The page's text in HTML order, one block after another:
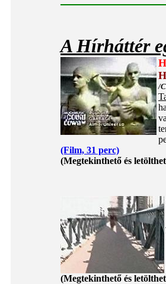
A Hírháttér
/
(Film, 31 perc)
(Megtekinthető és
(Megtekinthető és